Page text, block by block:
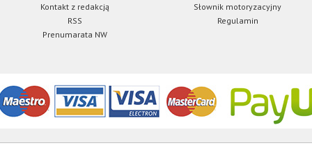
Kontakt z redakcją
Słownik motoryzacyjny
RSS
Regulamin
Prenumarata NW